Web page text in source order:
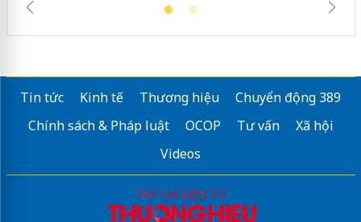
Tin tức Kinh tế Thương hiệu
Chuyển động 389
Chính sách & Pháp luật
OCOP Tư vấn
Xã hội
Videos